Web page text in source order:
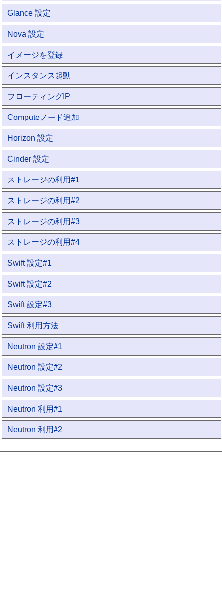
Glance 設定
Nova 設定
イメージを登録
インスタンス起動
フローティングIP
Computeノード追加
Horizon 設定
Cinder 設定
ストレージの利用#1
ストレージの利用#2
ストレージの利用#3
ストレージの利用#4
Swift 設定#1
Swift 設定#2
Swift 設定#3
Swift 利用方法
Neutron 設定#1
Neutron 設定#2
Neutron 設定#3
Neutron 利用#1
Neutron 利用#2